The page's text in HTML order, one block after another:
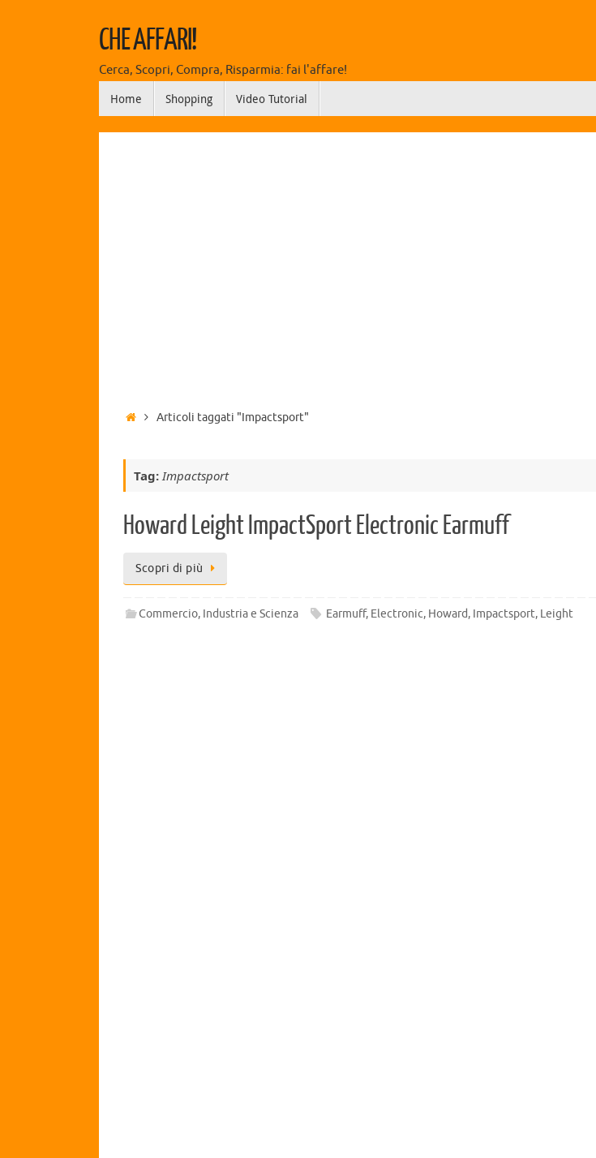
CHE AFFARI!
Cerca, Scopri, Compra, Risparmia: fai l'affare!
Home
Shopping Video Tutorial
Articoli taggati "Impactsport"
Tag:Impactsport
Howard Leight ImpactSport Electronic Earmuff
Scopri di più
Commercio, Industria e Scienza Earmuff, Electronic, Howard, Impactsport, Leight